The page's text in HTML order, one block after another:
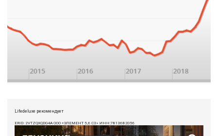
Lifedeluxe рекомендует
ERID: 2VTZQXQDG4A ООО «ЭЛЕМЕНТ 5,6 СЗ» ИНН:7813682056